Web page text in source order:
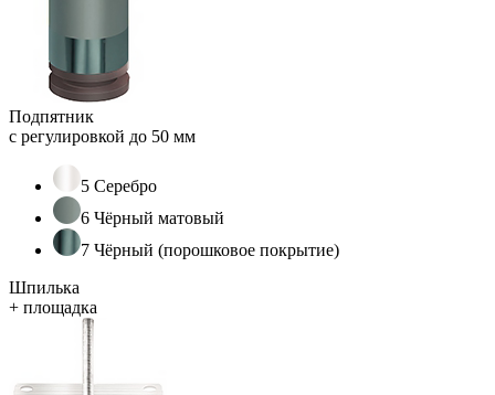
Подпятник
с регулировкой до 50 мм
5 Серебро
6 Чёрный матовый
7 Чёрный (порошковое покрытие)
Шпилька
+ площадка